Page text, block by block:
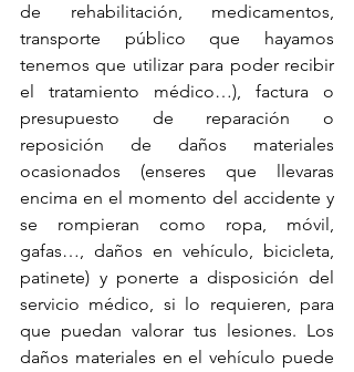
de rehabilitación, medicamentos,
transporte público que hayamos
tenemos que utilizar para poder recibir
el tratamiento médico…), factura o
presupuesto de reparación o
reposición de daños materiales
ocasionados (enseres que llevaras
encima en el momento del accidente y
se rompieran como ropa, móvil,
gafas…, daños en vehículo, bicicleta,
patinete) y ponerte a disposición del
servicio médico, si lo requieren, para
que puedan valorar tus lesiones. Los
daños materiales en el vehículo puede